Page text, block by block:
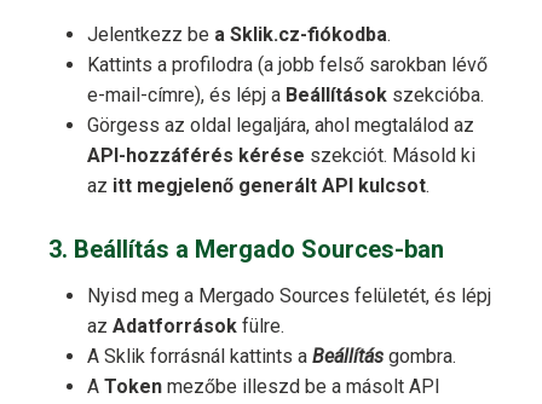
Jelentkezz be a Sklik.cz-fiókodba.
Kattints a profilodra (a jobb felső sarokban lévő
e-mail-címre), és lépj a Beállítások szekcióba.
Görgess az oldal legaljára, ahol megtalálod az
API-hozzáférés kérése szekciót. Másold ki
az itt megjelenő generált API kulcsot.
3. Beállítás a Mergado Sources-ban
Nyisd meg a Mergado Sources felületét, és lépj
az Adatforrások fülre.
A Sklik forrásnál kattints a Beállítás gombra.
A Token mezőbe illeszd be a másolt API